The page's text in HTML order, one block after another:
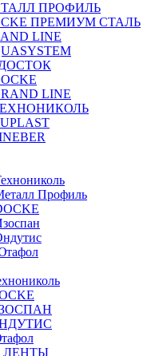
ПРОФИЛЬ
ПРЕМИУМ СТАЛЬ
LINE
LINE
Профиль
ЛЕНТЫ